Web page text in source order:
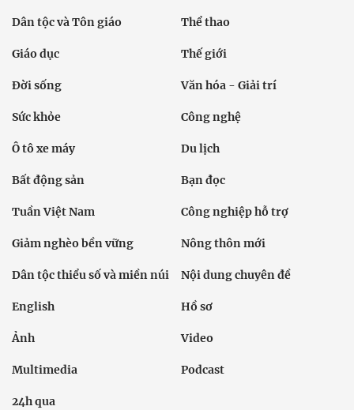
Dân tộc và Tôn giáo Thể thao
Giáo dục Thế giới
Đời sống Văn hóa - Giải trí
Sức khỏe Công nghệ
Ô tô xe máy Du lịch
Bất động sản Bạn đọc
Tuần Việt Nam Công nghiệp hỗ trợ
Giảm nghèo bền vững Nông thôn mới
Dân tộc thiểu số và miền núi Nội dung chuyên đề
English Hồ sơ
Ảnh Video
Multimedia Podcast
24h qua